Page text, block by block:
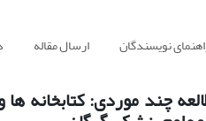
نویسندگان ارسال مقاله
چند موردی: کتابخانه ها